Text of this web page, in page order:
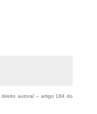
autoral – artigo 184 do